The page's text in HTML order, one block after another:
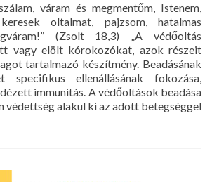
váram és megmentőm, Istenem,
oltalmat, pajzsom, hatalmas
(Zsolt 18,3) „A védőoltás
vagy elölt kórokozókat, azok részeit
tartalmazó készítmény. Beadásának
specifikus ellenállásának fokozása,
immunitás. A védőoltások beadása
védettség alakul ki az adott betegséggel